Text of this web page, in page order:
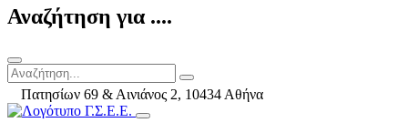
Αναζήτηση για ....
Πατησίων 69 & Αινιάνος 2, 10434 Αθήνα